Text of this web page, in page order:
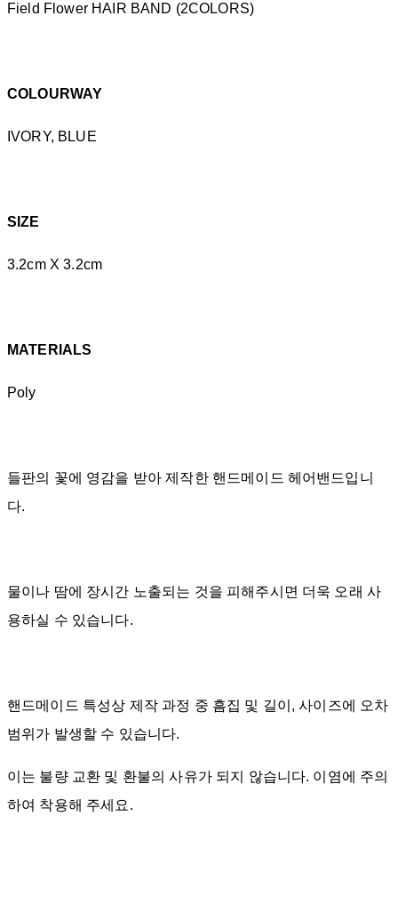
Field Flower HAIR BAND (2COLORS)
COLOURWAY
IVORY, BLUE
SIZE
3.2cm X 3.2cm
MATERIALS
Poly
들판의 꽃에 영감을 받아 제작한 핸드메이드 헤어밴드입니
다.
물이나 땀에 장시간 노출되는 것을 피해주시면 더욱 오래 사
용하실 수 있습니다.
핸드메이드 특성상 제작 과정 중 흠집 및 길이, 사이즈에 오차
범위가 발생할 수 있습니다.
이는 불량 교환 및 환불의 사유가 되지 않습니다. 이염에 주의
하여 착용해 주세요.